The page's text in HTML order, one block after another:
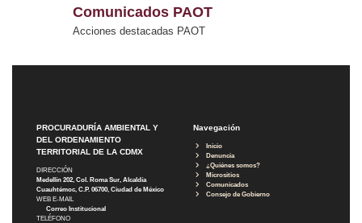
Comunicados PAOT
Acciones destacadas PAOT
PROCURADURÍA AMBIENTAL Y
DEL ORDENAMIENTO
TERRITORIAL DE LA CDMX
DIRECCIÓN
Medellín 202, Col. Roma Sur, Alcaldía
Cuauhtémoc, C.P. 06700, Ciudad de México
WEB E-MAIL
Correo Institucional
TELÉFONO
Navegación
Inicio
Denuncia
¿Quiénes somos?
Micrositios
Comunicados
Consejo de Gobierno